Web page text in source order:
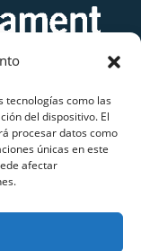
tecnologías como las
del dispositivo. El
procesar datos como
únicas en este
afectar
Mataró.